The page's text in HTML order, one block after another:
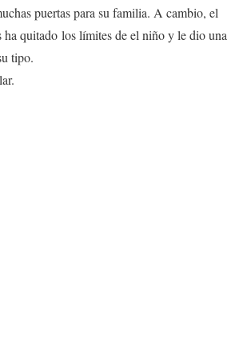
puertas para su familia. A cambio, el
ha quitado los límites de el niño y le dio una
tipo.